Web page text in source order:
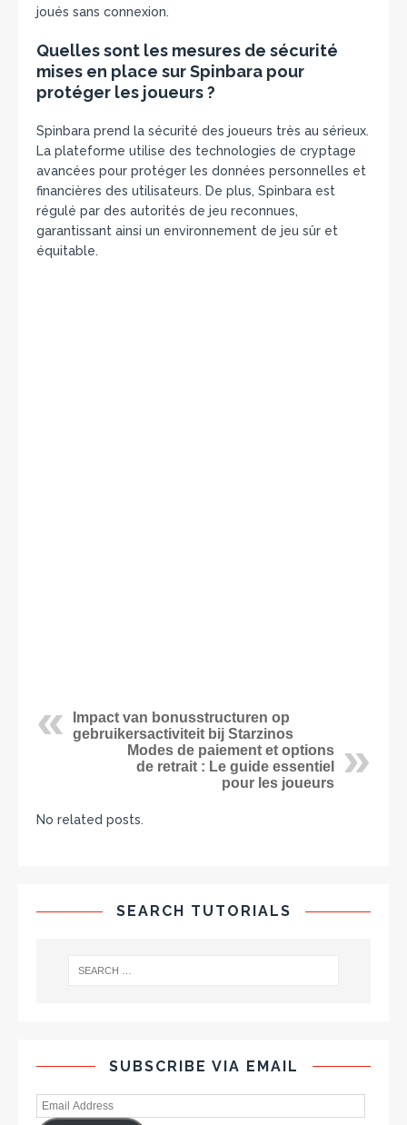
joués sans connexion.
Quelles sont les mesures de sécurité
mises en place sur Spinbara pour
protéger les joueurs ?
Spinbara prend la sécurité des joueurs très au sérieux.
La plateforme utilise des technologies de cryptage
avancées pour protéger les données personnelles et
financières des utilisateurs. De plus, Spinbara est
régulé par des autorités de jeu reconnues,
garantissant ainsi un environnement de jeu sûr et
équitable.
Impact van bonusstructuren op
gebruikersactiviteit bij Starzinos
Modes de paiement et options
de retrait : Le guide essentiel
pour les joueurs
No related posts.
SEARCH TUTORIALS
SUBSCRIBE VIA EMAIL